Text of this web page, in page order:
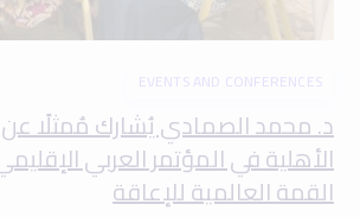
EVENTS AND CONFERENCES
د. محمد الصمادي يُشارك مُمثلًا عن
الأهلية في المؤتمر العربي
القمة العالمية للإعاقة